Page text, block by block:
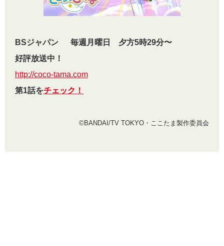
BSジャパン 毎週月曜日 夕方5時29分〜
好評放送中！
http://coco-tama.com
第1話をチェック！
©BANDAI/TV TOKYO・ここたま製作委員会